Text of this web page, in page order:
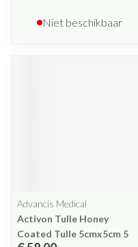
Niet beschikbaar
Advancis Medical
Activon Tulle Honey
Coated Tulle 5cmx5cm 5